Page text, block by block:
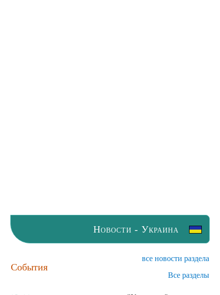
Новости - Украина
События
все новости раздела
Все разделы